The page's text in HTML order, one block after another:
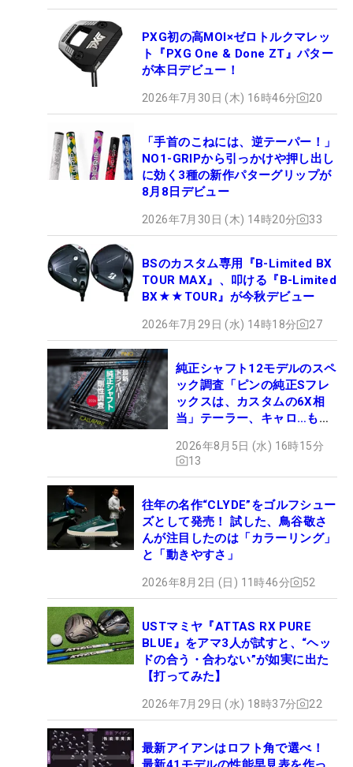
PXG初の高MOI×ゼロトルクマレッ
ト『PXG One & Done ZT』パター
が本日デビュー！
2026年7月30日 (木) 16時46分 20
「手首のこねには、逆テーパー！」
NO1-GRIPから引っかけや押し出し
に効く3種の新作パターグリップが
8月8日デビュー
2026年7月30日 (木) 14時20分 33
BSのカスタム専用『B-Limited BX
TOUR MAX』、叩ける『B-Limited
BX★★TOUR』が今秋デビュー
2026年7月29日 (水) 14時18分 27
純正シャフト12モデルのスペ
ック調査「ピンの純正Sフレ
ックスは、カスタムの6X相
当」テーラー、キャロ…もチ
2026年8月5日 (水) 16時15分
13
往年の名作“CLYDE”をゴルフシュー
ズとして発売！ 試した、鳥谷敬さ
んが注目したのは「カラーリング」
と「動きやすさ」
2026年8月2日 (日) 11時46分 52
USTマミヤ『ATTAS RX PURE
BLUE』をアマ3人が試すと、“ヘッ
ドの合う・合わない”が如実に出た
【打ってみた】
2026年7月29日 (水) 18時37分 22
最新アイアンはロフト角で選べ！